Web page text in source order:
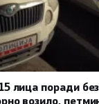
лица поради
возило,